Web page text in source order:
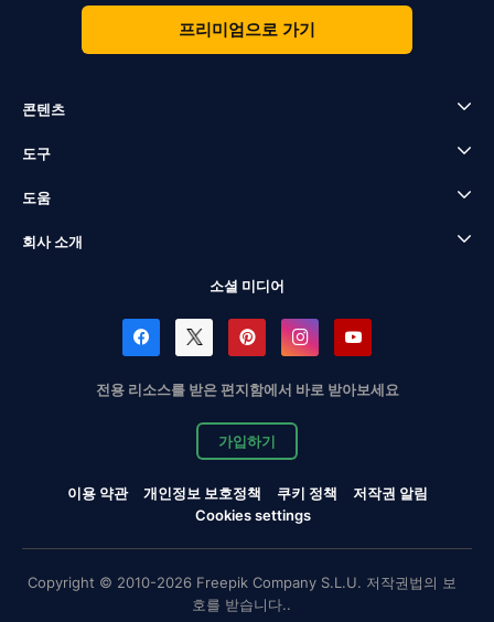
프리미엄으로 가기
콘텐츠
도구
도움
회사 소개
소셜 미디어
전용 리소스를 받은 편지함에서 바로 받아보세요
가입하기
이용 약관 개인정보 보호정책 쿠키 정책
저작권 알림
Cookies settings
Copyright © 2010-2026 Freepik Company S.L.U. 저작권법의 보
호를 받습니다..